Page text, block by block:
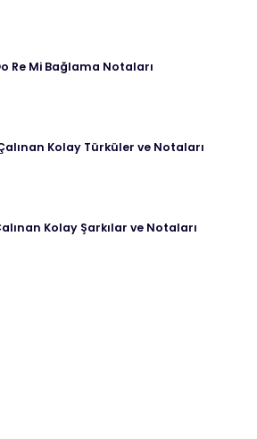
Re Mi Bağlama Notaları
Kolay Türküler ve Notaları
Kolay Şarkılar ve Notaları